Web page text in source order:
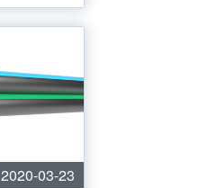
2020-03-23